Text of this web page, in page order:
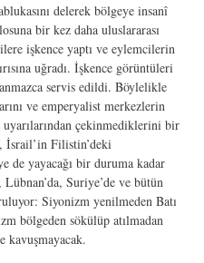
delerek bölgeye insanî
bir kez daha uluslararası
işkence yaptı ve eylemcilerin
uğradı. İşkence görüntüleri
servis edildi. Böylelikle
ve emperyalist merkezlerin
uyarılarından çekinmediklerini bir
İsrail’in Filistin’deki
de yayacağı bir duruma kadar
Suriye’de ve bütün
Siyonizm yenilmeden Batı
bölgeden sökülüp atılmadan
kavuşmayacak.